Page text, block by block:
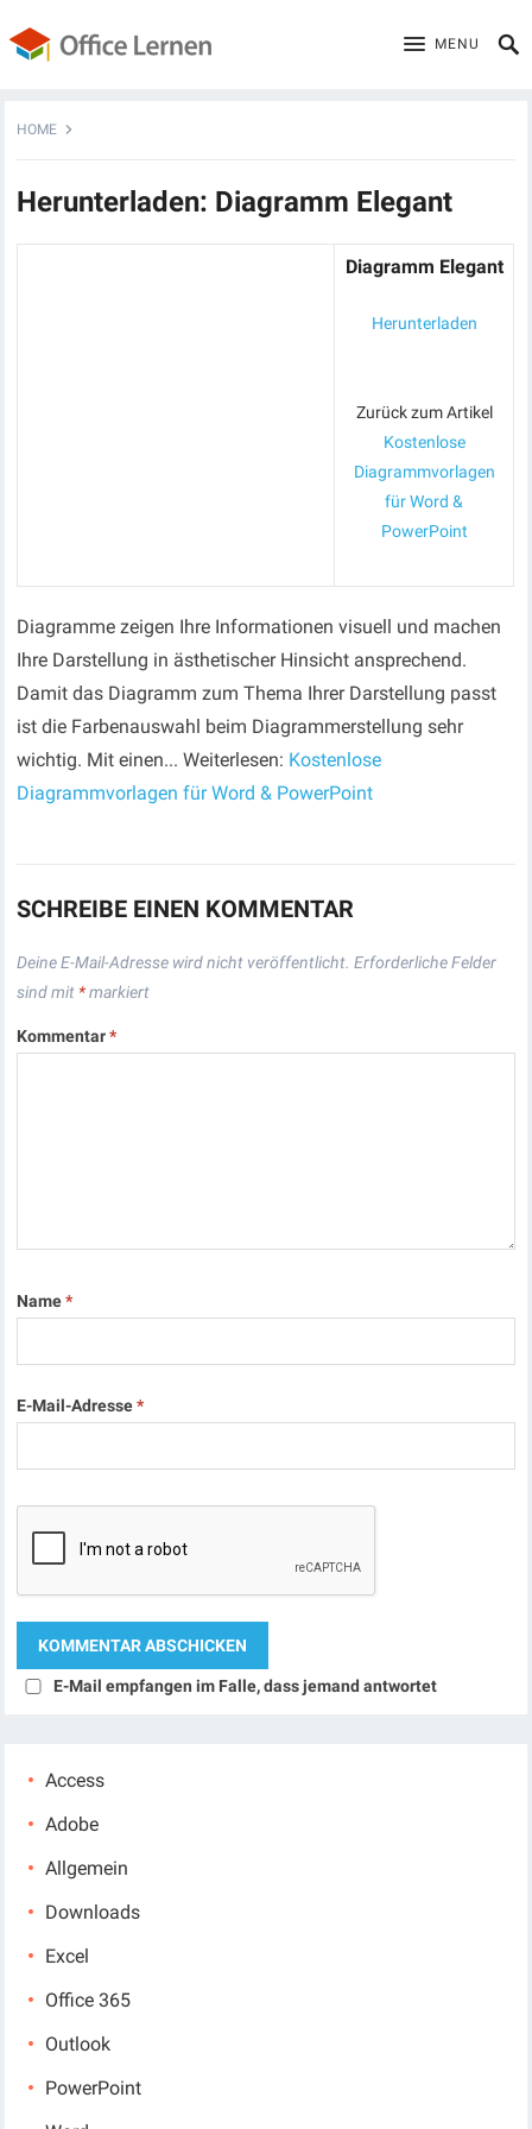
MENU
HOME
Herunterladen: Diagramm Elegant
Diagramm Elegant
Herunterladen
Zurück zum Artikel
Kostenlose
Diagrammvorlagen
für Word &
PowerPoint
Diagramme zeigen Ihre Informationen visuell und machen
Ihre Darstellung in ästhetischer Hinsicht ansprechend.
Damit das Diagramm zum Thema Ihrer Darstellung passt
ist die Farbenauswahl beim Diagrammerstellung sehr
wichtig. Mit einen... Weiterlesen: Kostenlose
Diagrammvorlagen für Word & PowerPoint
SCHREIBE EINEN KOMMENTAR
Deine E-Mail-Adresse wird nicht veröffentlicht. Erforderliche Felder
sind mit *markiert
Kommentar*
Name*
E-Mail-Adresse*
E-Mail empfangen im Falle, dass jemand antwortet
Access
Adobe
Allgemein
Downloads
Excel
Office 365
Outlook
PowerPoint